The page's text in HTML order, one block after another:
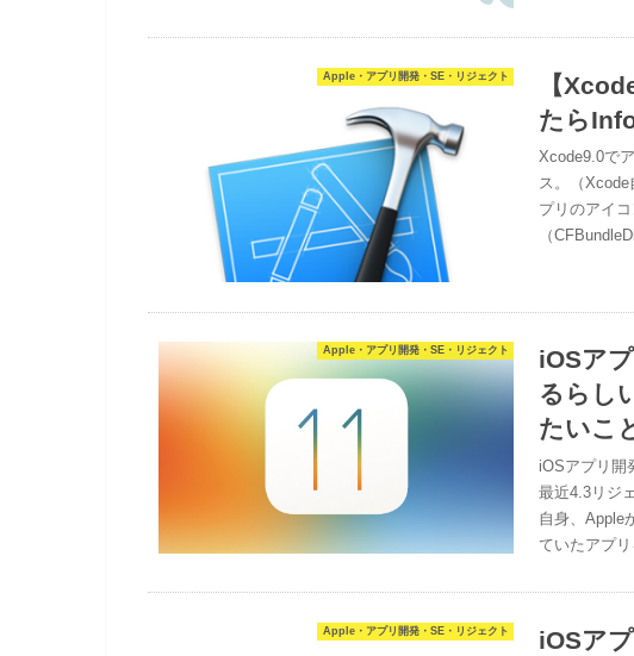
Apple・アプリ開発・SE・リジェクト
【
たら
Xcode9.0で
ス。（
プリのアイ
（
Apple・アプリ開発・SE・リジェクト
iOSア
るらし
たいこ
iOSアプリ開
最近4.3リジ
自身、Apple
ていたアプ
Apple・アプリ開発・SE・リジェクト iOSア